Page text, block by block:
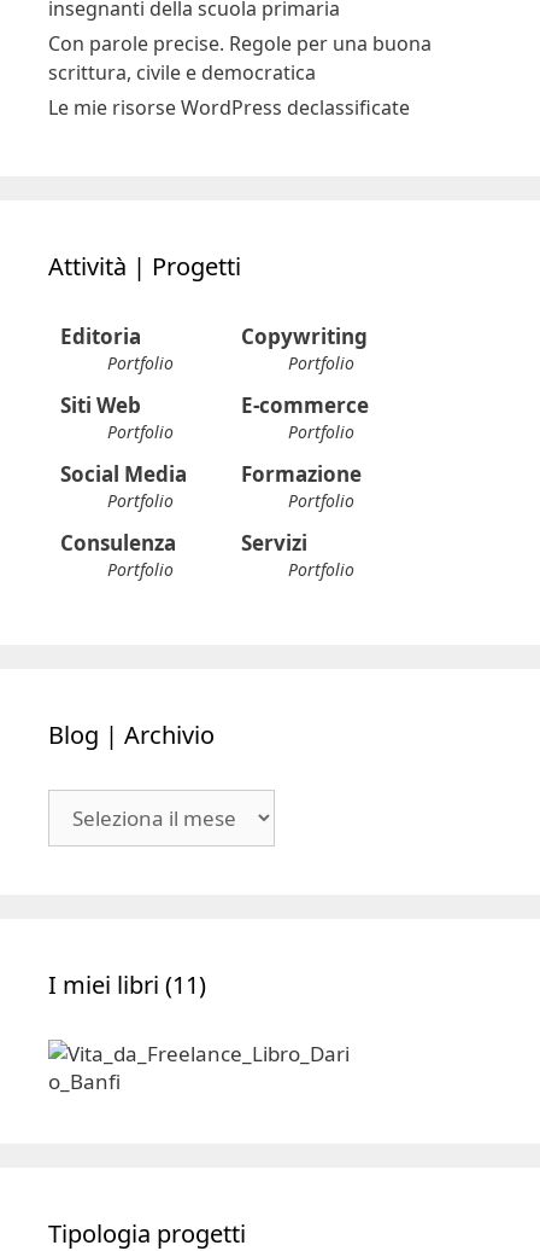
insegnanti della scuola primaria
Con parole precise. Regole per una buona
scrittura, civile e democratica
Le mie risorse WordPress declassificate
Attività | Progetti
Editoria
Portfolio
Copywriting
Portfolio
Siti Web
Portfolio
E-commerce
Portfolio
Social Media
Portfolio
Formazione
Portfolio
Consulenza
Portfolio
Servizi
Portfolio
Blog | Archivio
I miei libri (11)
Tipologia progetti